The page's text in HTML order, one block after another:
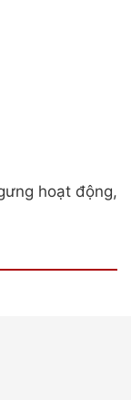
hoạt động,